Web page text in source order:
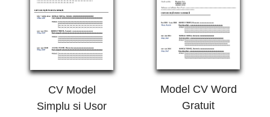
CV Model
Simplu si Usor
Model CV Word
Gratuit